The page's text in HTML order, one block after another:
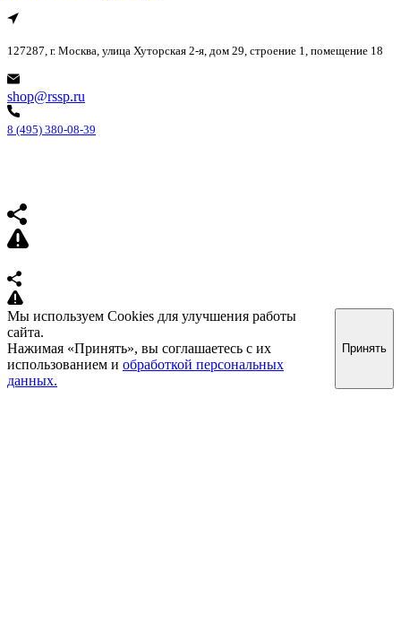
127287, г. Москва, улица Хуторская 2-я, дом 29, строение 1, помещение 18
shop@rssp.ru
8 (495) 380-08-39
Мы используем Cookies для улучшения работы
сайта.
Нажимая «Принять», вы соглашаетесь с их
использованием и обработкой персональных
данных.
Принять